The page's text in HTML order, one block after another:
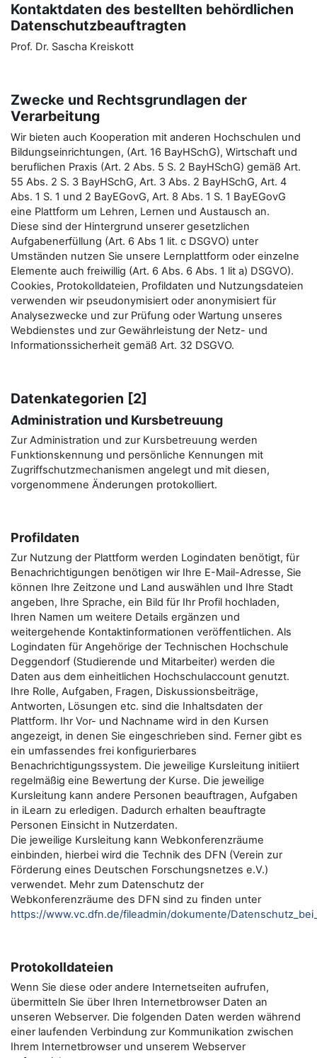
Kontaktdaten des bestellten behördlichen
Datenschutzbeauftragten
Prof. Dr. Sascha Kreiskott
Zwecke und Rechtsgrundlagen der
Verarbeitung
Wir bieten auch Kooperation mit anderen Hochschulen und
Bildungseinrichtungen, (Art. 16 BayHSchG), Wirtschaft und
beruflichen Praxis (Art. 2 Abs. 5 S. 2 BayHSchG) gemäß Art.
55 Abs. 2 S. 3 BayHSchG, Art. 3 Abs. 2 BayHSchG, Art. 4
Abs. 1 S. 1 und 2 BayEGovG, Art. 8 Abs. 1 S. 1 BayEGovG
eine Plattform um Lehren, Lernen und Austausch an.
Diese sind der Hintergrund unserer gesetzlichen
Aufgabenerfüllung (Art. 6 Abs 1 lit. c DSGVO) unter
Umständen nutzen Sie unsere Lernplattform oder einzelne
Elemente auch freiwillig (Art. 6 Abs. 6 Abs. 1 lit a) DSGVO).
Cookies, Protokolldateien, Profildaten und Nutzungsdateien
verwenden wir pseudonymisiert oder anonymisiert für
Analysezwecke und zur Prüfung oder Wartung unseres
Webdienstes und zur Gewährleistung der Netz- und
Informationssicherheit gemäß Art. 32 DSGVO.
Datenkategorien [2]
Administration und Kursbetreuung
Zur Administration und zur Kursbetreuung werden
Funktionskennung und persönliche Kennungen mit
Zugriffschutzmechanismen angelegt und mit diesen,
vorgenommene Änderungen protokolliert.
Profildaten
Zur Nutzung der Plattform werden Logindaten benötigt, für
Benachrichtigungen benötigen wir Ihre E-Mail-Adresse, Sie
können Ihre Zeitzone und Land auswählen und Ihre Stadt
angeben, Ihre Sprache, ein Bild für Ihr Profil hochladen,
Ihren Namen um weitere Details ergänzen und
weitergehende Kontaktinformationen veröffentlichen. Als
Logindaten für Angehörige der Technischen Hochschule
Deggendorf (Studierende und Mitarbeiter) werden die
Daten aus dem einheitlichen Hochschulaccount genutzt.
Ihre Rolle, Aufgaben, Fragen, Diskussionsbeiträge,
Antworten, Lösungen etc. sind die Inhaltsdaten der
Plattform. Ihr Vor- und Nachname wird in den Kursen
angezeigt, in denen Sie eingeschrieben sind. Ferner gibt es
ein umfassendes frei konfigurierbares
Benachrichtigungssystem. Die jeweilige Kursleitung initiiert
regelmäßig eine Bewertung der Kurse. Die jeweilige
Kursleitung kann andere Personen beauftragen, Aufgaben
in iLearn zu erledigen. Dadurch erhalten beauftragte
Personen Einsicht in Nutzerdaten.
Die jeweilige Kursleitung kann Webkonferenzräume
einbinden, hierbei wird die Technik des DFN (Verein zur
Förderung eines Deutschen Forschungsnetzes e.V.)
verwendet. Mehr zum Datenschutz der
Webkonferenzräume des DFN sind zu finden unter
https://www.vc.dfn.de/fileadmin/dokumente/
Protokolldateien
Wenn Sie diese oder andere Internetseiten aufrufen,
übermitteln Sie über Ihren Internetbrowser Daten an
unseren Webserver. Die folgenden Daten werden während
einer laufenden Verbindung zur Kommunikation zwischen
Ihrem Internetbrowser und unserem Webserver